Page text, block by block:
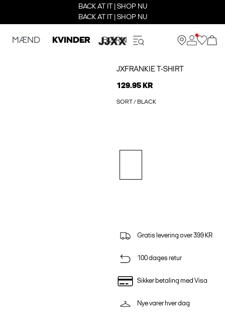
BACK AT IT | SHOP NU
BACK AT IT | SHOP NU
MÆND KVINDER BØRN
JXFRANKIE T-SHIRT
129.95 KR
SORT / BLACK
Gratis levering over 399 KR
100 dages retur
Sikker betaling med Visa
Nye varer hver dag